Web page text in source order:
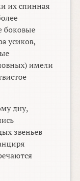
их спинная
боковые
усиков,
имели
дну,
звеньев